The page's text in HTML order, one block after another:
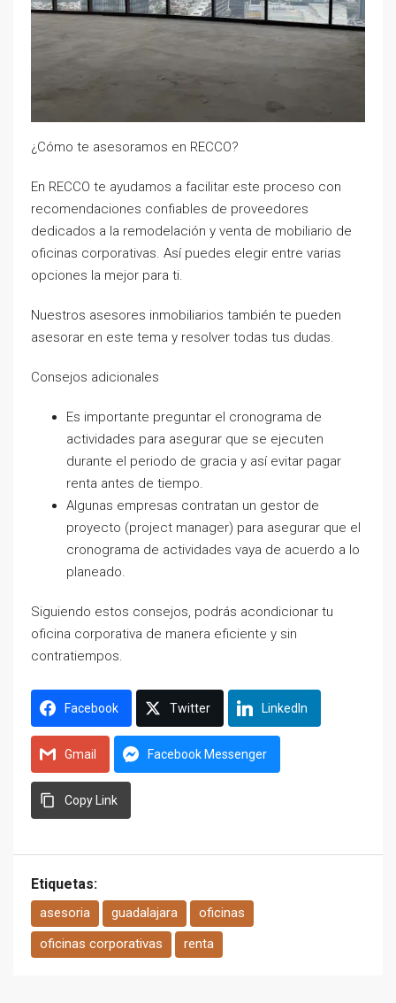
¿Cómo te asesoramos en RECCO?
En RECCO te ayudamos a facilitar este proceso con
recomendaciones confiables de proveedores
dedicados a la remodelación y venta de mobiliario de
oficinas corporativas. Así puedes elegir entre varias
opciones la mejor para ti.
Nuestros asesores inmobiliarios también te pueden
asesorar en este tema y resolver todas tus dudas.
Consejos adicionales
Es importante preguntar el cronograma de
actividades para asegurar que se ejecuten
durante el periodo de gracia y así evitar pagar
renta antes de tiempo.
Algunas empresas contratan un gestor de
proyecto (project manager) para asegurar que el
cronograma de actividades vaya de acuerdo a lo
planeado.
Siguiendo estos consejos, podrás acondicionar tu
oficina corporativa de manera eficiente y sin
contratiempos.
Facebook Twitter LinkedIn
Gmail Facebook Messenger
Copy Link
Etiquetas:
asesoria guadalajara
oficinas
oficinas corporativas
renta